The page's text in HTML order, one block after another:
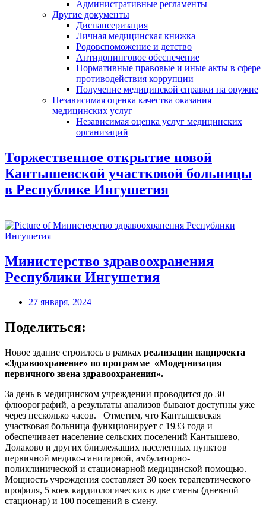
Административные регламенты
Другие документы
Диспансеризация
Личная медицинская книжка
Родовспоможение и детство
Антидопинговое обеспечение
Нормативные правовые и иные акты в сфере
противодействия коррупции
Получение медицинской справки на оружие
Независимая оценка качества оказания
медицинских услуг
Независимая оценка услуг медицинскиx
организаций
Торжественное открытие новой
Кантышевской участковой больницы
в Республике Ингушетия
Министерство здравоохранения
Республики Ингушетия
27 января, 2024
Поделиться:
Новое здание строилось в рамках реализации нацпроекта
«Здравоохранение» по программе «Модернизация
первичного звена здравоохранения».
За день в медицинском учреждении проводится до 30
флюорографий, а результаты анализов бывают доступны уже
через несколько часов. Отметим, что Кантышевская
участковая больница функционирует с 1933 года и
обеспечивает население сельских поселений Кантышево,
Долаково и других близлежащих населенных пунктов
первичной медико-санитарной, амбулаторно-
поликлинической и стационарной медицинской помощью.
Мощность учреждения составляет 30 коек терапевтического
профиля, 5 коек кардиологических в две смены (дневной
стационар) и 100 посещений в смену.